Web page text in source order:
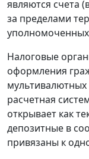
являются счета
за пределами
Налоговые
оформления
мультивалютных
расчетная
открывает как
депозитные в
привязаны к